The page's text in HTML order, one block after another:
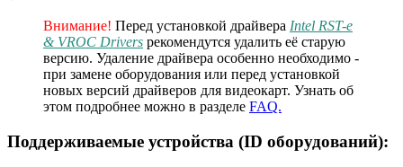
Внимание! Перед установкой драйвера Intel RST-e
& VROC Drivers рекомендутся удалить её старую
версию. Удаление драйвера особенно необходимо -
при замене оборудования или перед установкой
новых версий драйверов для видеокарт. Узнать об
этом подробнее можно в разделе FAQ.
Поддерживаемые устройства (ID оборудований):